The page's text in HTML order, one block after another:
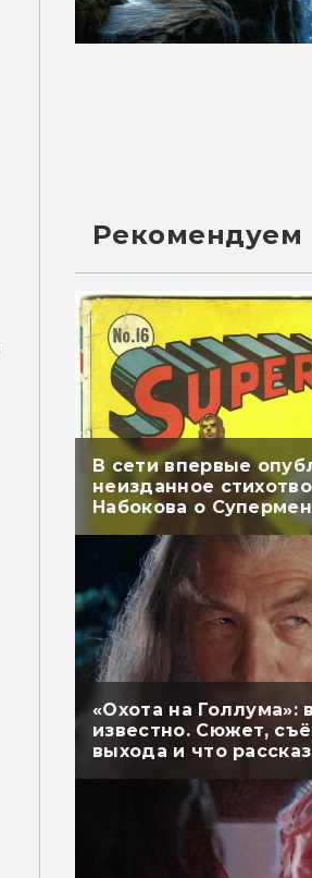
Рекомендуем
В сети впервые
неизданное
Набокова о
перевели
«Охота на Голлума»:
известно. Сюжет,
выхода и что